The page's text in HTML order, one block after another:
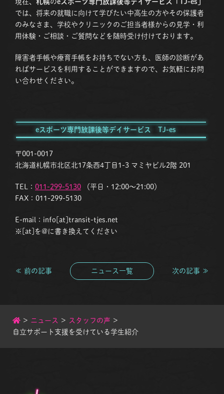
では、将来の就職に向けて学びたい中高生の方やその保護者
のみなさま、学校やクリニックのご担当者様からの見学・利
用体験・ご相談・ご質問などを随時受け付けております。
障害者手帳や療育手帳をお持ちでない方も、医師の診断があ
ればサービスを利用することができますので、お気軽にお問
い合わせください。
eスポーツ専門放課後等デイサービス TJ-es
〒001-0017
北海道札幌市北区北17条西4丁目1-3 マミヤビル2階 201
TEL： 011-299-5130 （平日・12:00〜21:00）
FAX：011-299-5130
E-mail：info[at]transit-tjes.net
※[at]を@に書き換えてください
≪ 前の記事 ニュース一覧 次の記事 ≫
> ニュース > スタッフの声 >
自立サポート支援を受けている学生紹介